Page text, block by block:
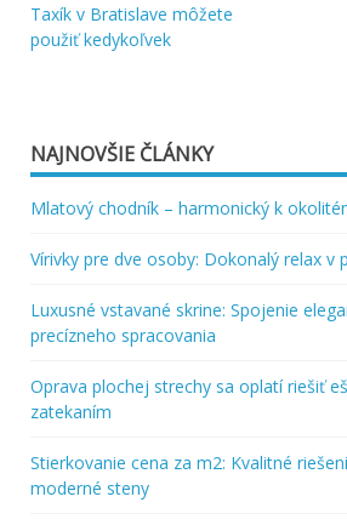
Navigácia
Taxík v Bratislave môžete
použiť kedykoľvek
NAJNOVŠIE ČLÁNKY
Mlatový chodník – harmonický k
Vírivky pre dve osoby: Dokonalý relax v
Luxusné vstavané skrine: Spojenie
precízneho spracovania
Oprava plochej strechy sa oplatí riešiť
zatekaním
Stierkovanie cena za m2: Kvalitné
moderné steny